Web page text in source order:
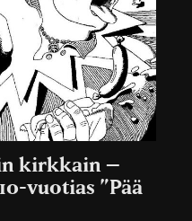
kirkkain –
vuotias ”Pää